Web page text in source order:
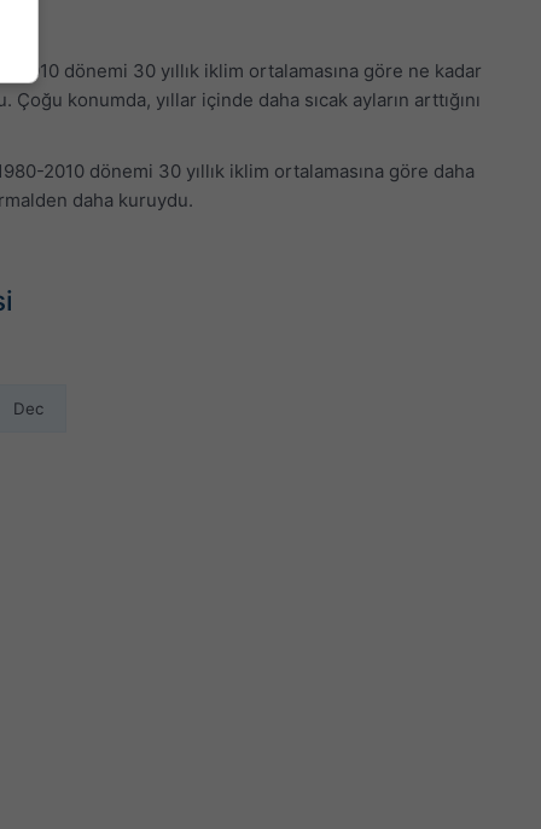
dönemi 30 yıllık iklim ortalamasına göre ne kadar
konumda, yıllar içinde daha sıcak ayların arttığını
2010 dönemi 30 yıllık iklim ortalamasına göre daha
daha kuruydu.
Dec